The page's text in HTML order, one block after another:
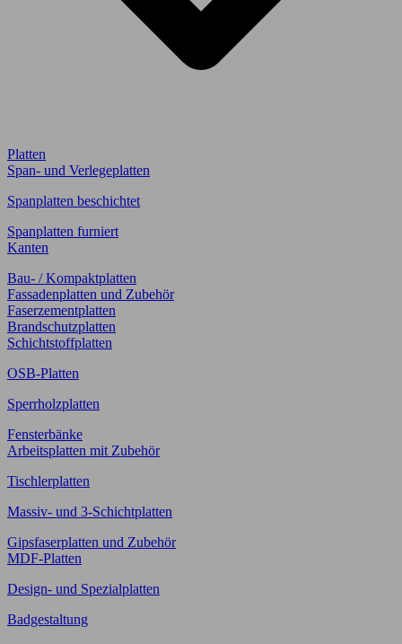
Platten
Span- und Verlegeplatten
Spanplatten beschichtet
Spanplatten furniert
Kanten
Bau- / Kompaktplatten
Fassadenplatten und Zubehör
Faserzementplatten
Brandschutzplatten
Schichtstoffplatten
OSB-Platten
Sperrholzplatten
Fensterbänke
Arbeitsplatten mit Zubehör
Tischlerplatten
Massiv- und 3-Schichtplatten
Gipsfaserplatten und Zubehör
MDF-Platten
Design- und Spezialplatten
Badgestaltung